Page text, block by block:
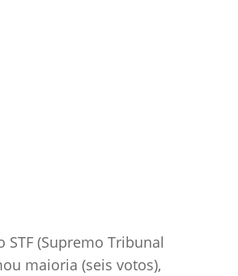
STF (Supremo Tribunal
maioria (seis votos),